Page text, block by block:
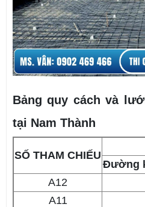
Bảng quy cách và
tại Nam Thành
SỐ THAM CHIẾU
Đường
A12
A11